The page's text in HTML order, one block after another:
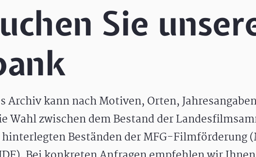
Sie
Archiv kann nach Motiven, Orten,
Wahl zwischen dem Bestand der
Beständen der MFG-Filmförderung